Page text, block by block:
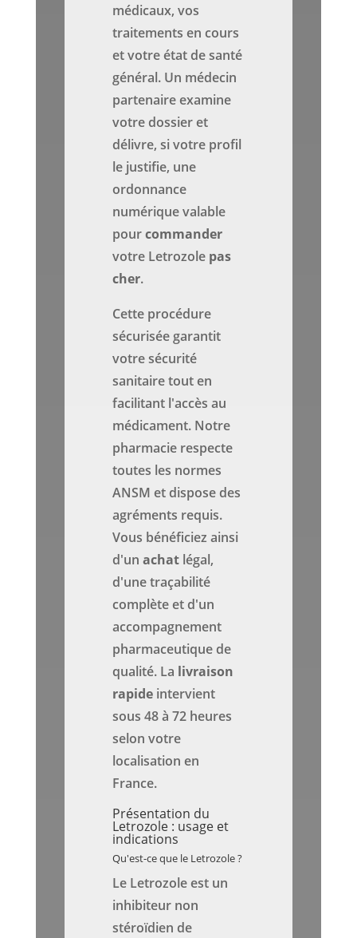
médicaux, vos
traitements en cours
et votre état de santé
général. Un médecin
partenaire examine
votre dossier et
délivre, si votre profil
le justifie, une
ordonnance
numérique valable
pourcommander
votre Letrozole pas
cher.
Cette procédure
sécurisée garantit
votre sécurité
sanitaire tout en
facilitant l'accès au
médicament. Notre
pharmacie respecte
toutes les normes
ANSM et dispose des
agréments requis.
Vous bénéficiez ainsi
d'unachat légal,
d'une traçabilité
complète et d'un
accompagnement
pharmaceutique de
qualité. La livraison
rapide intervient
sous 48 à 72 heures
selon votre
localisation en
France.
Présentation du
Letrozole : usage et
indications
Qu'est-ce que le Letrozole ?
Le Letrozole est un
inhibiteur non
stéroïdien de